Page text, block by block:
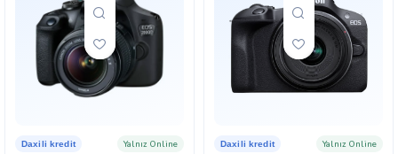
Daxili kredit Yalnız Online Daxili kredit Yalnız Online